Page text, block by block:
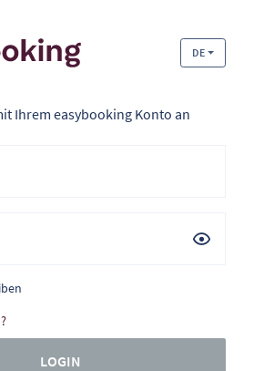
DE
Ihrem easybooking Konto an
LOGIN